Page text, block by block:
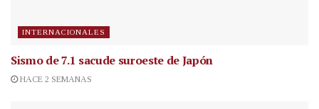
INTERNACIONALES
Sismo de 7.1 sacude suroeste de Japón
HACE 2 SEMANAS